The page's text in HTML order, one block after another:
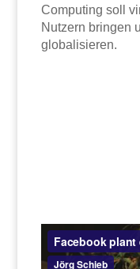
Computing soll
Nutzern bringen
globalisieren.